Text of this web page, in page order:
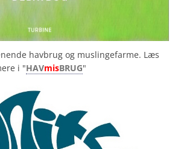
havbrug og muslingefarme. Læs
i "HAVmisBRUG"